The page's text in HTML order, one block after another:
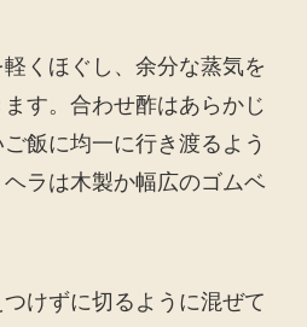
くほぐし、余分な蒸気を
す。合わせ酢はあらかじ
飯に均一に行き渡るよう
ラは木製か幅広のゴムベ
けずに切るように混ぜて